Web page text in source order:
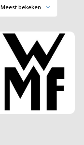
Meest bekeken